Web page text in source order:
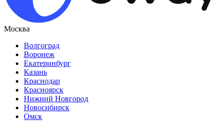
Москва
Волгоград
Воронеж
Екатеринбург
Казань
Краснодар
Красноярск
Нижний Новгород
Новосибирск
Омск